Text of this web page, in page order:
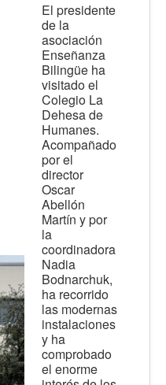
El presidente
de la
asociación
Enseñanza
Bilingüe ha
visitado el
Colegio La
Dehesa de
Humanes.
Acompañado
por el
director
Oscar
Abellón
Martín y por
la
coordinadora
Nadia
Bodnarchuk,
ha recorrido
las modernas
instalaciones
y ha
comprobado
el enorme